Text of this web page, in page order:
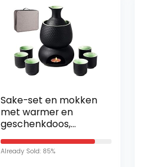
Sake-set en mokken
met warmer en
geschenkdoos,
traditioneel Japans
porselein voor warme
sake-dranken, 9-
Already Sold: 85%